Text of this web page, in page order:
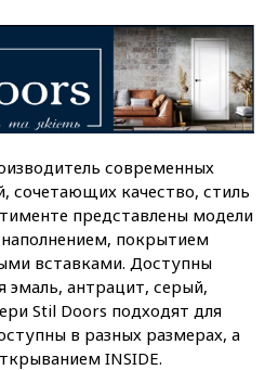
современных
сочетающих качество, стиль
представлены модели
покрытием
вставками. Доступны
эмаль, антрацит, серый,
Stil Doors подходят для
в разных размерах, а
INSIDE.